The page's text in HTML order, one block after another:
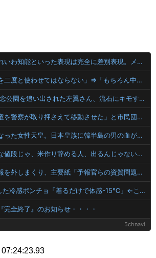
パヨ「れいわ信者、れいわ知能といった表現は完全に差別表現。メディアは放送禁止用語に指定するべき」
エッセイスト「原爆を二度と使わせてはならない」⇒「もちろん中国の核も非難する？」⇒「中国の核は綺麗な核！」
【ニュース】 広島記念公園を追い出された左翼さん、流石にキモすぎて炎上
「平和を願う女子児童を警察が取り押さえて移動させた」と市民団体が告発、「児童……どこ？」とガチで困惑する人が続出
韓国メディア「幻となった女性天皇。日本皇族に韓半島の男の血が入る可能性がゼロに・・・」
米農家「流石にこんな値段じゃ、米作り辞める人、出るんじゃないかなあ？？」
韓国気象庁が天気予報を外しまくり、主要紙「予報官らの資質問題」と酷評
NASAが開発（？）した冷感ポンチョ「着るだけで体感-15℃」←これ
完全終了』のお知らせ・・・・
5chnavi